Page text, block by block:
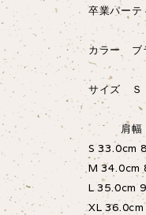
卒業パーテ
カラー ブ
サイズ
肩幅
S 33.0cm
M 34.0cm
L 35.0cm
XL